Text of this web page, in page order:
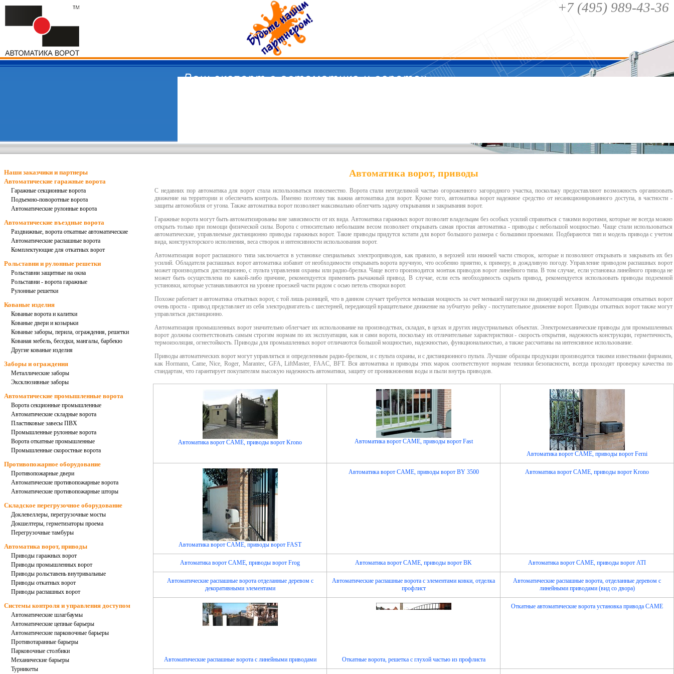
+7 (495) 989-43-36
Наши заказчики и партнеры
Автоматические гаражные ворота
Гаражные секционные ворота
Подъемно-поворотные ворота
Автоматические рулонные ворота
Автоматические въездные ворота
Раздвижные, ворота откатные автоматические
Автоматические распашные ворота
Комплектующие для откатных ворот
Рольставни и рулонные решетки
Рольставни защитные на окна
Рольставни - ворота гаражные
Рулонные решетки
Кованые изделия
Кованые ворота и калитки
Кованые двери и козырьки
Кованые заборы, перила, ограждения, решетки
Кованая мебель, беседки, мангалы, барбекю
Другие кованые изделия
Заборы и ограждения
Металлические заборы
Эксклюзивные заборы
Автоматические промышленные ворота
Ворота секционные промышленные
Автоматические складные ворота
Пластиковые завесы ПВХ
Промышленные рулонные ворота
Ворота откатные промышленные
Промышленные скоростные ворота
Противопожарное оборудование
Противопожарные двери
Автоматические противопожарные ворота
Автоматические противопожарные шторы
Складское перегрузочное оборудование
Доклевеллеры, перегрузочные мосты
Докшелтеры, герметизаторы проема
Перегрузочные тамбуры
Автоматика ворот, приводы
Приводы гаражных ворот
Приводы промышленных ворот
Приводы рольставень внутривальные
Приводы откатных ворот
Приводы распашных ворот
Системы контроля и управления доступом
Автоматические шлагбаумы
Автоматические цепные барьеры
Автоматические парковочные барьеры
Противотаранные барьеры
Парковочные столбики
Механические барьеры
Турникеты
Автоматика ворот, приводы
С недавних пор автоматика для ворот стала использоваться повсеместно. Ворота стали неотделимой частью огороженного загородного участка, поскольку предоставляют возможность организовать
движение на территории и обеспечить контроль. Именно поэтому так важна автоматика для ворот. Кроме того,автоматика воротнадежное средство от несанкционированного доступа, в частности -
защиты автомобиля от угона. Также автоматика ворот позволяет максимально облегчить задачу открывания и закрывания ворот.
Гаражные ворота могут быть автоматизированы вне зависимости от их вида. Автоматика гаражных ворот позволит владельцам без особых усилий справиться с такими воротами, которые не всегда можно
открыть только при помощи физической силы. Ворота с относительно небольшим весом позволяет открывать самая простая автоматика - приводы с небольшой мощностью. Чаще стали использоваться
автоматические, управляемые дистанционно приводы гаражных ворот. Такие приводы придутся кстати для ворот большого размера с большими проемами. Подбираются тип и модель привода с учетом
вида, конструкторского исполнения, веса створок и интенсивности использования ворот.
Автоматизация ворот распашного типа заключается в установке специальных электроприводов, как правило, в верхней или нижней части створок, которые и позволяют открывать и закрывать их без
усилий. Обладателя распашных ворот автоматика избавит от необходимости открывать ворота вручную, что особенно приятно, к примеру, в дождливую погоду. Управление приводом распашных ворот
может производиться дистанционно, с пульта управления охраны или радио-брелка. Чаще всего производится монтаж приводов ворот линейного типа. В том случае, если установка линейного привода не
может быть осуществлена по какой-либо причине, рекомендуется применить рычажный привод. В случае, если есть необходимость скрыть привод, рекомендуется использовать приводы подземной
установки, которые устанавливаются на уровне проезжей части рядом с осью петель створки ворот.
Похоже работает и автоматика откатных ворот, с той лишь разницей, что в данном случает требуется меньшая мощность за счет меньшей нагрузки на движущий механизм. Автоматизация откатных ворот
очень проста - привод представляет из себя электродвигатель с шестерней, передающей вращательное движение на зубчатую рейку - поступательное движение ворот.Приводы откатных вороттакже могут
управляться дистанционно.
Автоматизация промышленных ворот значительно облегчает их использование на производствах, складах, в цехах и других индустриальных объектах. Электромеханическиеприводы для промышленных
ворот должны соответствовать самым строгим нормам по их эксплуатации, как и сами ворота, поскольку их отличительные характеристики - скорость открытия, надежность конструкции, герметичность,
термоизоляция, огнестойкость. Приводы для промышленных ворот отличаются большой мощностью, надежностью, функциональностью, а также рассчитаны на интенсивное использование.
Приводы автоматических ворот могут управляться и определенным радио-брелком, и с пульта охраны, и с дистанционного пульта. Лучшие образцы продукции производятся такими известными фирмами,
как Hormann, Came, Nice, Roger, Marantec, GFA, LiftMaster, FAAC, BFT. Вся автоматика и приводы этих марок соответствуют нормам техники безопасности, всегда проходят проверку качества по
стандартам, что гарантирует покупателям высокую надежность автоматики, защиту от проникновения воды и пыли внутрь приводов.
Автоматика ворот CAME, приводы ворот Krono
Автоматика ворот CAME, приводы ворот Fast
Автоматика ворот CAME, приводы ворот Ferni
Автоматика ворот CAME, приводы ворот FAST
Автоматика ворот CAME, приводы ворот BY 3500 Автоматика ворот CAME, приводы ворот Krono
Автоматика ворот CAME, приводы ворот Frog Автоматика ворот CAME, приводы ворот BK Автоматика ворот CAME, приводы ворот ATI
Автоматические распашные ворота отделанные деревом с
декоративными элементами
Автоматические распашные ворота с элементами ковки, отделка
профлист
Автоматические распашные ворота, отделанные деревом с
линейными приводами (вид со двора)
Автоматические распашные ворота с линейными приводами Откатные ворота, решетка с глухой частью из профлиста
Откатные автоматические ворота установка привода CAME